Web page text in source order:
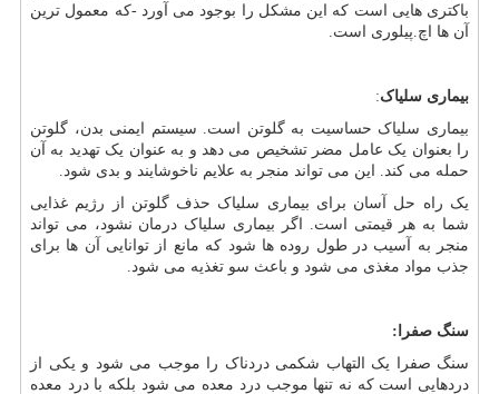
باکتری هایی است که این مشکل را بوجود می آورد -که معمول ترین
آن ها اچ.پیلوری است.
بیماری سلیاک:
بیماری سلیاک حساسیت به گلوتن است. سیستم ایمنی بدن، گلوتن
را بعنوان یک عامل مضر تشخیص می دهد و به عنوان یک تهدید به آن
حمله می کند. این می تواند منجر به علایم ناخوشایند و بدی شود.
یک راه حل آسان برای بیماری سلیاک حذف گلوتن از رژیم غذایی
شما به هر قیمتی است. اگر بیماری سلیاک درمان نشود، می تواند
منجر به آسیب در طول روده ها شود که مانع از توانایی آن ها برای
جذب مواد مغذی می شود و باعث سو تغذیه می شود.
سنگ صفرا:
سنگ صفرا یک التهاب شکمی دردناک را موجب می شود و یکی از
دردهایی است که نه تنها موجب درد معده می شود بلکه با درد معده